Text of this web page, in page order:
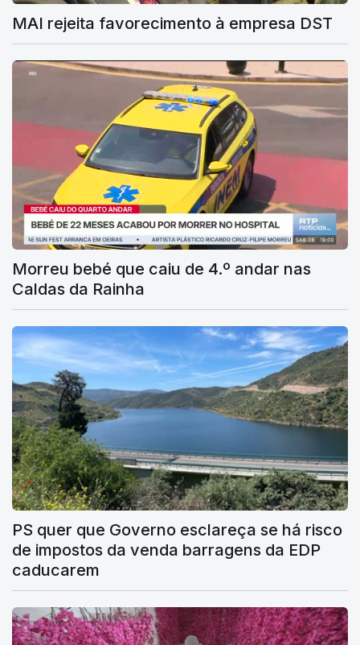
MAI rejeita favorecimento à empresa DST
Morreu bebé que caiu de 4.º andar nas
Caldas da Rainha
PS quer que Governo esclareça se há risco
de impostos da venda barragens da EDP
caducarem